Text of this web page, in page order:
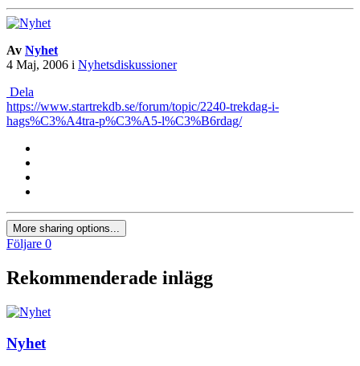
Av Nyhet
4 Maj, 2006 i Nyhetsdiskussioner
Dela
https://www.startrekdb.se/forum/topic/2240-trekdag-i-
hags%C3%A4tra-p%C3%A5-l%C3%B6rdag/
More sharing options...
Följare 0
Rekommenderade inlägg
Nyhet